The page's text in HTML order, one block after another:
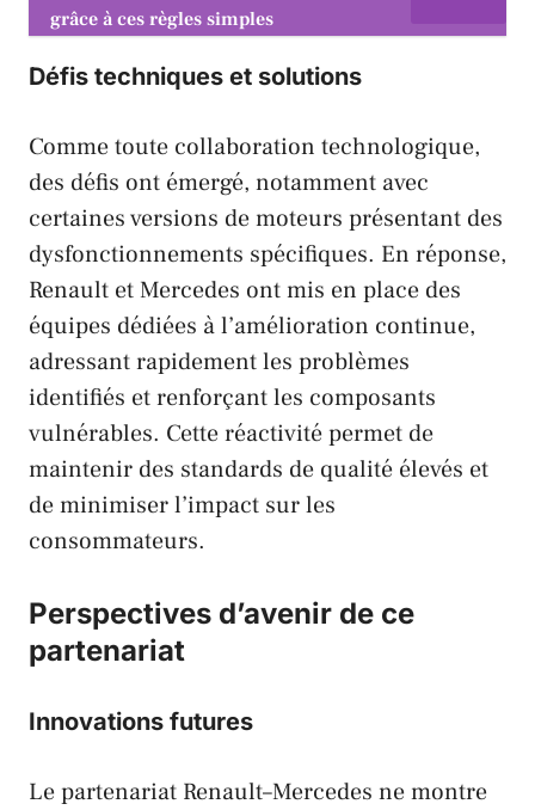
grâce à ces règles simples
Défis techniques et solutions
Comme toute collaboration technologique,
des défis ont émergé, notamment avec
certaines versions de moteurs présentant des
dysfonctionnements spécifiques. En réponse,
Renault etMercedes ont mis en place des
équipes dédiées à l’amélioration continue,
adressant rapidement les problèmes
identifiés et renforçant les composants
vulnérables. Cette réactivité permet de
maintenir des standards de qualité élevés et
de minimiser l’impact sur les
consommateurs.
Perspectives d’avenir de ce
partenariat
Innovations futures
Le partenariat Renault–Mercedes ne montre